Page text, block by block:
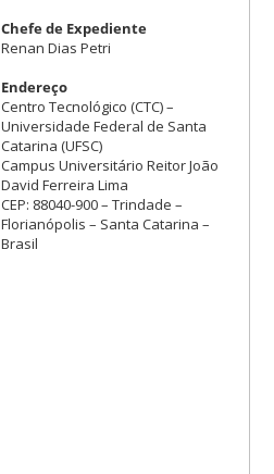
Chefe de Expediente
Renan Dias Petri
Endereço
Centro Tecnológico (CTC) –
Universidade Federal de Santa
Catarina (UFSC)
Campus Universitário Reitor João
David Ferreira Lima
CEP: 88040-900 – Trindade –
Florianópolis – Santa Catarina –
Brasil